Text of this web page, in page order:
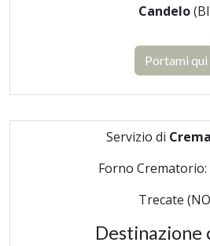
Candelo
Portami qui
Servizio di
Forno Crematorio:
Trecate
Destinazione